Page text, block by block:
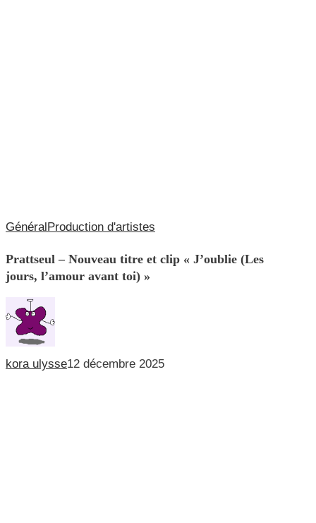
GénéralProduction d'artistes
Nouveau
Prattseul – Nouveau titre et clip « J’oublie (Les
jours, l’amour avant toi) »
kora ulysse12 décembre 2025